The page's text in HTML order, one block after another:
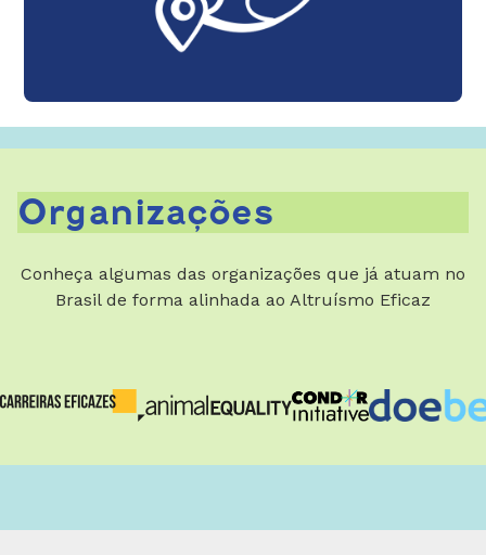
Organizações
Conheça algumas das organizações que já atuam no
Brasil de forma alinhada ao Altruísmo Eficaz